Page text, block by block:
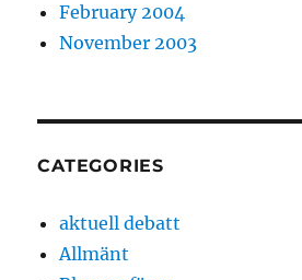
February 2004
November 2003
CATEGORIES
aktuell debatt
Allmänt